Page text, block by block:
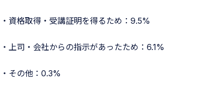
・資格取得・受講証明を得るため：9.5%
・上司・会社からの指示があったため：6.1%
・その他：0.3%